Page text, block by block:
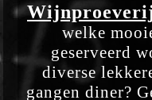
welke
geserveerd
diverse
gangen diner?